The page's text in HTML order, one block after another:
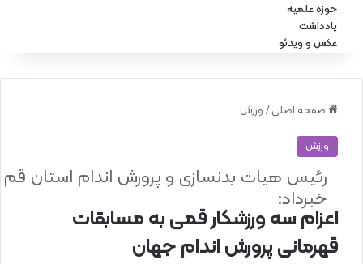
حوزه علمیه
یادداشت
عکس و ویدئو
صفحه اصلی / ورزش
ورزش
اعزام سه ورزشکار قمی به مسابقات
قهرمانی پرورش اندام جهان
رئیس هیات بدنسازی و پرورش اندام استان قم
خبرداد: